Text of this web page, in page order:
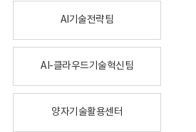
AI기술전략팀
AI-클라우드기술혁신팀
양자기술활용센터